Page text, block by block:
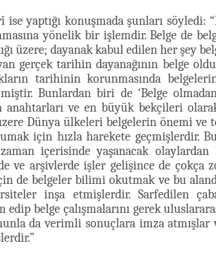
yaptığı konuşmada şunları söyledi:
yönelik bir işlemdir. Belge de
üzere; dayanak kabul edilen her şey
gerçek tarihin dayanağının belge
tarihinin korunmasında
Bunlardan biri de ‘Belge
anahtarları ve en büyük bekçileri
Dünya ülkeleri belgelerin önemi ve
için hızla harekete geçmişlerdir.
içerisinde yaşanacak
ve arşivlerde işler gelişince de çokça
de belgeler bilimi okutmak ve bu
inşa etmişlerdir. Sarfedilen
edip belge çalışmalarını gerek
da verimli sonuçlara imza